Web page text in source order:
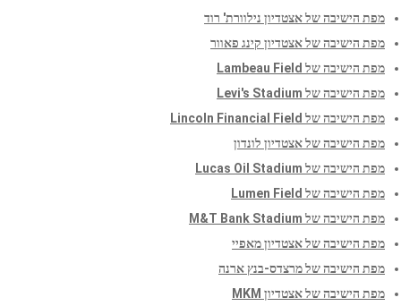
מפת הישיבה של אצטדיון נילוורת' רוד
מפת הישיבה של אצטדיון קינג פאוור
מפת הישיבה של Lambeau Field
מפת הישיבה של Levi's Stadium
מפת הישיבה של Lincoln Financial Field
מפת הישיבה של אצטדיון לונדון
מפת הישיבה של Lucas Oil Stadium
מפת הישיבה של Lumen Field
מפת הישיבה של M&T Bank Stadium
מפת הישיבה של אצטדיון מאפיי
מפת הישיבה של מרצדס-בנץ ארנה
מפת הישיבה של אצטדיון MKM